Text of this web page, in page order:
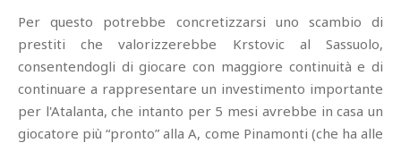
Per questo potrebbe concretizzarsi uno scambio di
prestiti che valorizzerebbe Krstovic al Sassuolo,
consentendogli di giocare con maggiore continuità e di
continuare a rappresentare un investimento importante
per l'Atalanta, che intanto per 5 mesi avrebbe in casa un
giocatore più “pronto” alla A, come Pinamonti (che ha alle